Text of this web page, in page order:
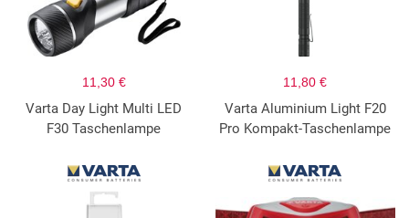
11,30 €
Varta Day Light Multi LED
F30 Taschenlampe
11,80 €
Varta Aluminium Light F20
Pro Kompakt-Taschenlampe